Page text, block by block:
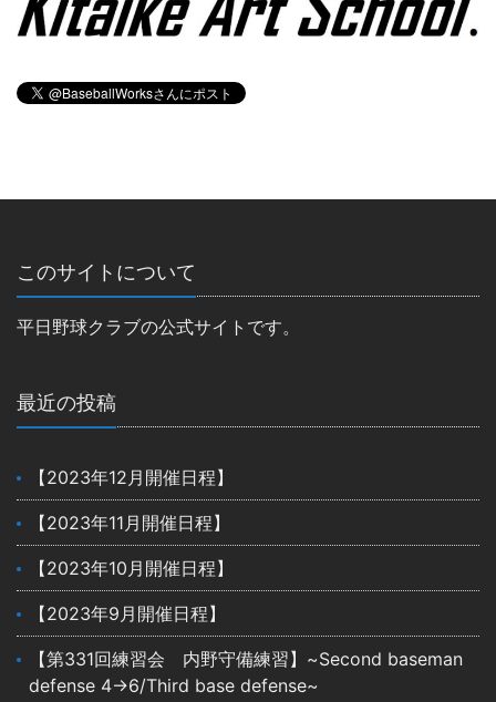
このサイトについて
平日野球クラブの公式サイトです。
最近の投稿
【2023年12月開催日程】
【2023年11月開催日程】
【2023年10月開催日程】
【2023年9月開催日程】
【第331回練習会 内野守備練習】~Second baseman
defense 4→6/Third base defense~